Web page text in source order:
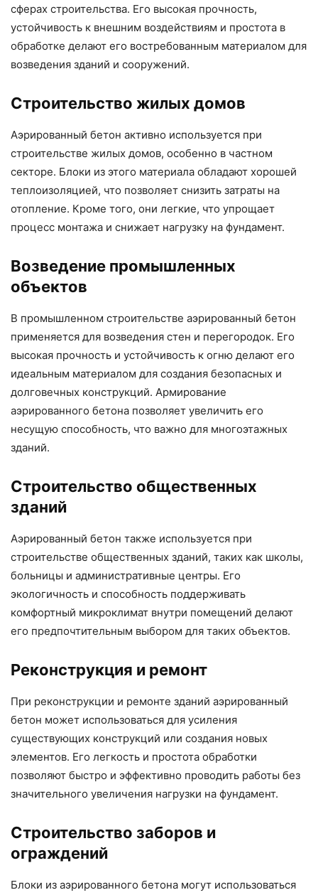
сферах строительства. Его высокая прочность,
устойчивость к внешним воздействиям и простота в
обработке делают его востребованным материалом для
возведения зданий и сооружений.
Строительство жилых домов
Аэрированный бетон активно используется при
строительстве жилых домов, особенно в частном
секторе. Блоки из этого материала обладают хорошей
теплоизоляцией, что позволяет снизить затраты на
отопление. Кроме того, они легкие, что упрощает
процесс монтажа и снижает нагрузку на фундамент.
Возведение промышленных
объектов
В промышленном строительстве аэрированный бетон
применяется для возведения стен и перегородок. Его
высокая прочность и устойчивость к огню делают его
идеальным материалом для создания безопасных и
долговечных конструкций. Армирование
аэрированного бетона позволяет увеличить его
несущую способность, что важно для многоэтажных
зданий.
Строительство общественных
зданий
Аэрированный бетон также используется при
строительстве общественных зданий, таких как школы,
больницы и административные центры. Его
экологичность и способность поддерживать
комфортный микроклимат внутри помещений делают
его предпочтительным выбором для таких объектов.
Реконструкция и ремонт
При реконструкции и ремонте зданий аэрированный
бетон может использоваться для усиления
существующих конструкций или создания новых
элементов. Его легкость и простота обработки
позволяют быстро и эффективно проводить работы без
значительного увеличения нагрузки на фундамент.
Строительство заборов и
ограждений
Блоки из аэрированного бетона могут использоваться